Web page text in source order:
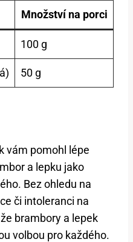
Množství na porci
100 g
50 g
vám pomohl lépe
a lepku jako
Bez ohledu na
či intoleranci na
že brambory a lepek
volbou pro každého.